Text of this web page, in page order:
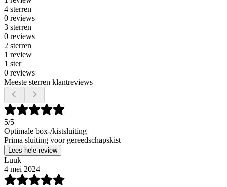
4 sterren
0 reviews
3 sterren
0 reviews
2 sterren
1 review
1 ster
0 reviews
Meeste sterren klantreviews
5/5
Optimale box-/kistsluiting
Prima sluiting voor gereedschapskist
Lees hele review
Luuk
4 mei 2024